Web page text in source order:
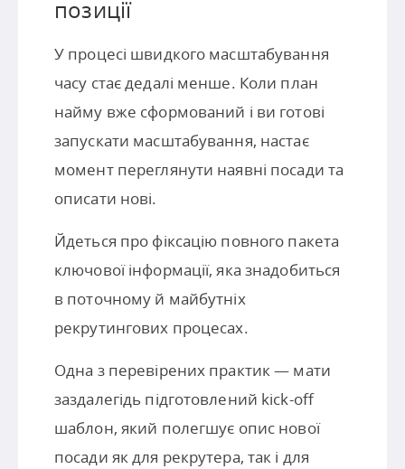
позиції
У процесі швидкого масштабування
часу стає дедалі менше. Коли план
найму вже сформований і ви готові
запускати масштабування, настає
момент переглянути наявні посади та
описати нові.
Йдеться про фіксацію повного пакета
ключової інформації, яка знадобиться
в поточному й майбутніх
рекрутингових процесах.
Одна з перевірених практик — мати
заздалегідь підготовлений kick-off
шаблон, який полегшує опис нової
посади як для рекрутера, так і для